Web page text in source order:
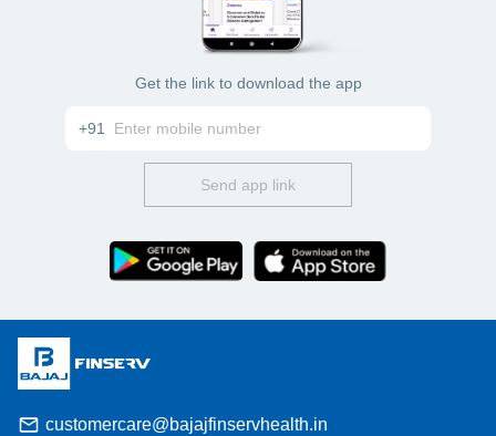
Get the link to download the app
+91
Send app link
customercare@bajajfinservhealth.in